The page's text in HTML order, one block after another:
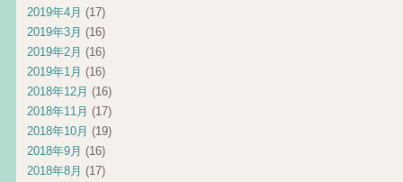
2019年4月 (17)
2019年3月 (16)
2019年2月 (16)
2019年1月 (16)
2018年12月 (16)
2018年11月 (17)
2018年10月 (19)
2018年9月 (16)
2018年8月 (17)